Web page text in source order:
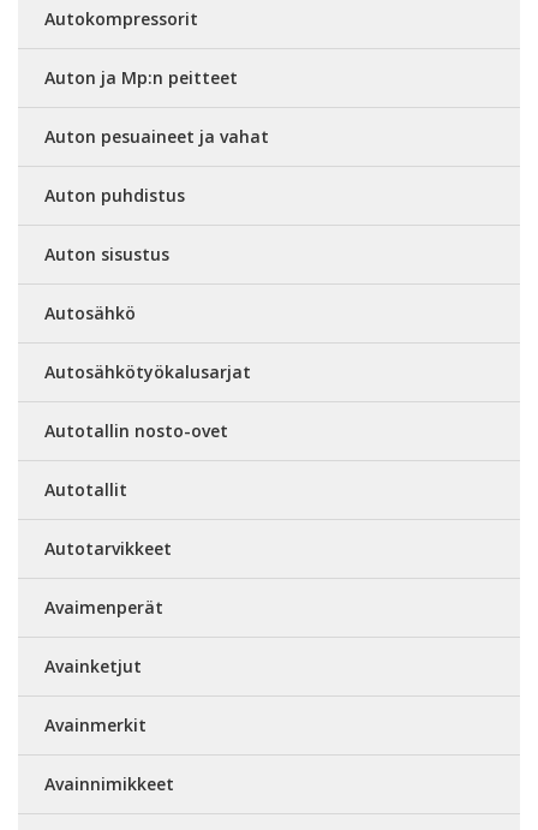
Autokompressorit
Auton ja Mp:n peitteet
Auton pesuaineet ja vahat
Auton puhdistus
Auton sisustus
Autosähkö
Autosähkötyökalusarjat
Autotallin nosto-ovet
Autotallit
Autotarvikkeet
Avaimenperät
Avainketjut
Avainmerkit
Avainnimikkeet